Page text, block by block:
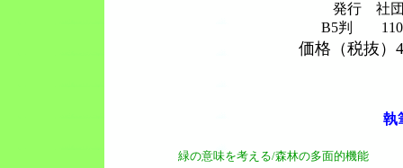
発行 社団
B5判 110
価格（税抜
執
緑の意味を考える/森林の多面的機能